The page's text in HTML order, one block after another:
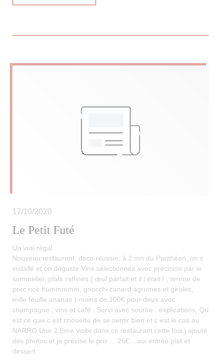
Le Petit Futé
17/10/2020
Un vrai régal
Nouveau restaurant, deco reussie, à 2 mn du Panthéon, on s
installé et on déguste Vins sélectionnés avec précision par le
sommelier, plats raffinés ( œuf parfait et il l était ! , terrine de
porc noir hummmmm, gnocchi canard agrumes et giroles,
mille feuille ananas ) moins de 100€ pour deux avec
champagne , vins et café . Servi avec sourire , explications, Qu
est ce que c est chouette de se sentir bien et c est le cas au
NARRO Une 2 Eme visite dans ce restaurant cette fois j ajouté
des photos et je précise le prix ....26€....oui entrée plat et
dessert